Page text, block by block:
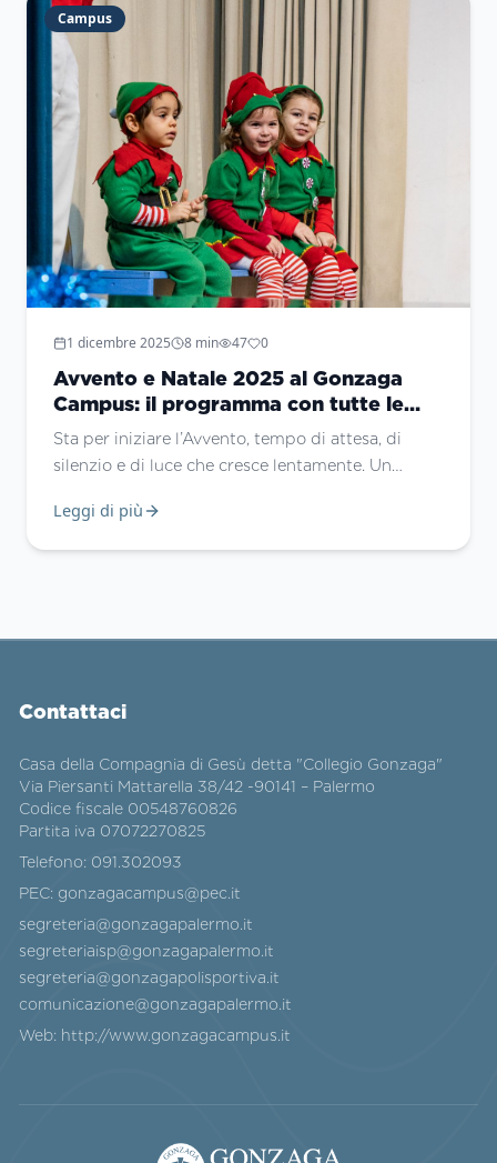
Campus
1 dicembre 2025 8 min 47 0
Avvento e Natale 2025 al Gonzaga
Campus: il programma con tutte le
iniziative
Sta per iniziare l’Avvento, tempo di attesa, di
silenzio e di luce che cresce lentamente. Un
profondità, a prepararci ad accogliere Colui che
Leggi di più
Contattaci
Casa della Compagnia di Gesù detta "Collegio Gonzaga"
Via Piersanti Mattarella 38/42 -90141 – Palermo
Codice fiscale 00548760826
Partita iva 07072270825
Telefono: 091.302093
PEC: gonzagacampus@pec.it
segreteria@gonzagapalermo.it
segreteriaisp@gonzagapalermo.it
segreteria@gonzagapolisportiva.it
comunicazione@gonzagapalermo.it
Web: http://www.gonzagacampus.it